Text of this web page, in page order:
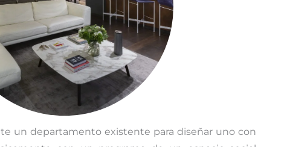
un departamento existente para diseñar uno con